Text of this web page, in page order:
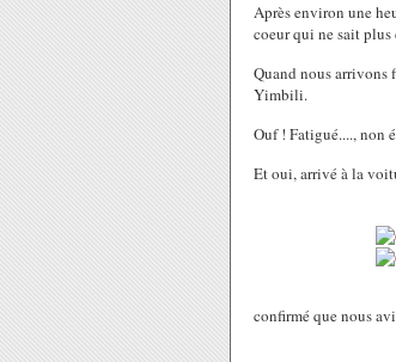
Après environ une
coeur qui ne sait plus
Quand nous arrivons
Yimbili.
Ouf ! Fatigué...., non
Et oui, arrivé à la
confirmé que nous